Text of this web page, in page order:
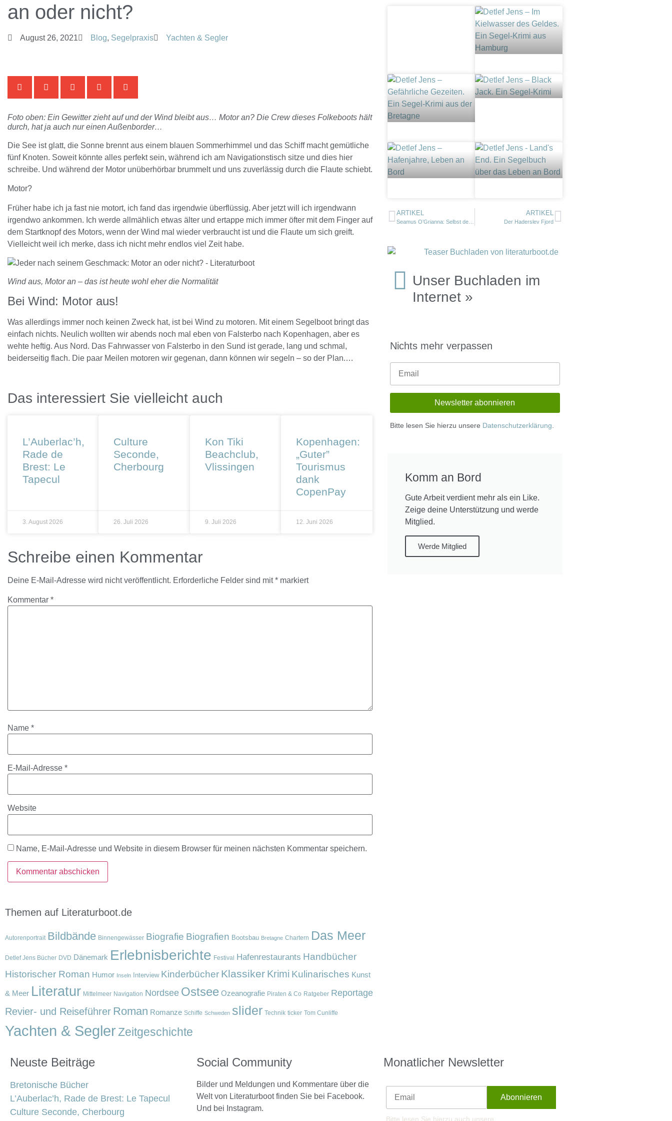
an oder nicht?
August 26, 2021 Blog, Segelpraxis Yachten & Segler
Foto oben: Ein Gewitter zieht auf und der Wind bleibt aus… Motor an? Die Crew dieses Folkeboots hält
durch, hat ja auch nur einen Außenborder…
Die See ist glatt, die Sonne brennt aus einem blauen Sommerhimmel und das Schiff macht gemütliche
fünf Knoten. Soweit könnte alles perfekt sein, während ich am Navigationstisch sitze und dies hier
schreibe. Und während der Motor unüberhörbar brummelt und uns zuverlässig durch die Flaute schiebt.
Motor?
Früher habe ich ja fast nie motort, ich fand das irgendwie überflüssig. Aber jetzt will ich irgendwann
irgendwo ankommen. Ich werde allmählich etwas älter und ertappe mich immer öfter mit dem Finger auf
dem Startknopf des Motors, wenn der Wind mal wieder verbraucht ist und die Flaute um sich greift.
Vielleicht weil ich merke, dass ich nicht mehr endlos viel Zeit habe.
Wind aus, Motor an – das ist heute wohl eher die Normalität
Bei Wind: Motor aus!
Was allerdings immer noch keinen Zweck hat, ist bei Wind zu motoren. Mit einem Segelboot bringt das
einfach nichts. Neulich wollten wir abends noch mal eben von Falsterbo nach Kopenhagen, aber es
wehte heftig. Aus Nord. Das Fahrwasser von Falsterbo in den Sund ist gerade, lang und schmal,
beiderseitig flach. Die paar Meilen motoren wir gegenan, dann können wir segeln – so der Plan.…
Das interessiert Sie vielleicht auch
L’Auberlac’h,
Rade de
Brest: Le
Tapecul
3. August 2026
Culture
Seconde,
Cherbourg
26. Juli 2026
Kon Tiki
Beachclub,
Vlissingen
9. Juli 2026
Kopenhagen:
„Guter”
Tourismus
dank
CopenPay
12. Juni 2026
Schreibe einen Kommentar
Deine E-Mail-Adresse wird nicht veröffentlicht. Erforderliche Felder sind mit* markiert
Kommentar *
Name *
E-Mail-Adresse *
Website
Name, E-Mail-Adresse und Website in diesem Browser für meinen nächsten Kommentar speichern.
ARTIKEL
Seamus O’Grianna: Selbst der beste Plan
ARTIKEL
Der Haderslev Fjord
Unser Buchladen im
Internet »
Nichts mehr verpassen
Bitte lesen Sie hierzu unsere Datenschutzerklärung
Komm an Bord
Gute Arbeit verdient mehr als ein Like.
Zeige deine Unterstützung und werde
Mitglied.
Werde Mitglied
Themen auf Literaturboot.de
Autorenportrait Bildbände Binnengewässer Biografie Biografien Bootsbau Bretagne Chartern Das Meer
Detlef Jens Bücher DVD Dänemark Erlebnisberichte Festival Hafenrestaurants Handbücher
Historischer Roman Humor Inseln Interview Kinderbücher Klassiker Krimi Kulinarisches Kunst
& Meer Literatur Mittelmeer Navigation Nordsee Ostsee Ozeanografie Piraten & Co Ratgeber Reportage
Revier- und Reiseführer Roman Romanze Schiffe Schweden slider Technik ticker Tom Cunliffe
Yachten & SeglerZeitgeschichte
Neuste Beiträge
Bretonische Bücher
L’Auberlac’h, Rade de Brest: Le Tapecul
Culture Seconde, Cherbourg
Social Community
Bilder und Meldungen und Kommentare über die
Welt von Literaturboot finden Sie bei Facebook.
Und bei Instagram.
Monatlicher Newsletter
Bitte lesen Sie hierzu auch unsere